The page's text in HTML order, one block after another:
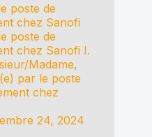
poste de
chez Sanofi
poste de
chez Sanofi I.
Madame,
par le poste
chez
24, 2024